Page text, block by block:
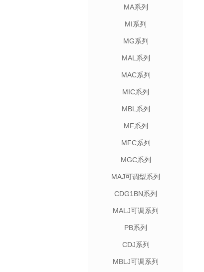
MA系列
MI系列
MG系列
MAL系列
MAC系列
MIC系列
MBL系列
MF系列
MFC系列
MGC系列
MAJ可调型系列
CDG1BN系列
MALJ可调系列
PB系列
CDJ系列
MBLJ可调系列